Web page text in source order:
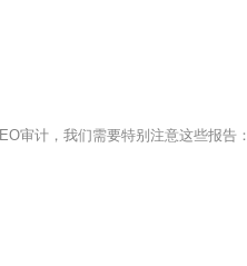
审计，我们需要特别注意这些报告：